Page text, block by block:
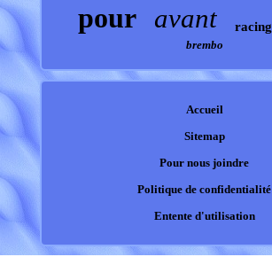
pour avant racing
brembo
Accueil
Sitemap
Pour nous joindre
Politique de confidentialité
Entente d'utilisation